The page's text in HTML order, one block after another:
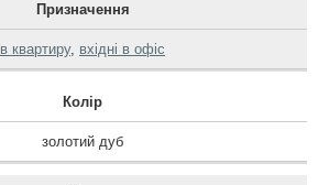
Призначення
в квартиру, вхідні в офіс
Колір
золотий дуб